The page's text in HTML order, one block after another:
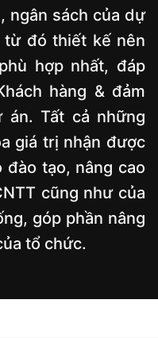
ngân sách của dự
đó thiết kế nên
hợp nhất, đáp
hàng & đảm
án. Tất cả những
giá trị nhận được
tạo, nâng cao
cũng như của
góp phần nâng
tổ chức.